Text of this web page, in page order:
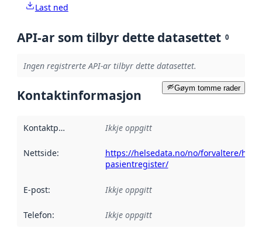
Last ned
API-ar som tilbyr dette datasettet 0
Ingen registrerte API-ar tilbyr dette datasettet.
Gøym tomme rader
Kontaktinformasjon
Kontaktpunkt Ikkje oppgitt
Nettside:
https://helsedata.no/no/forvaltere/
pasientregister/
E-post: Ikkje oppgitt
Telefon: Ikkje oppgitt